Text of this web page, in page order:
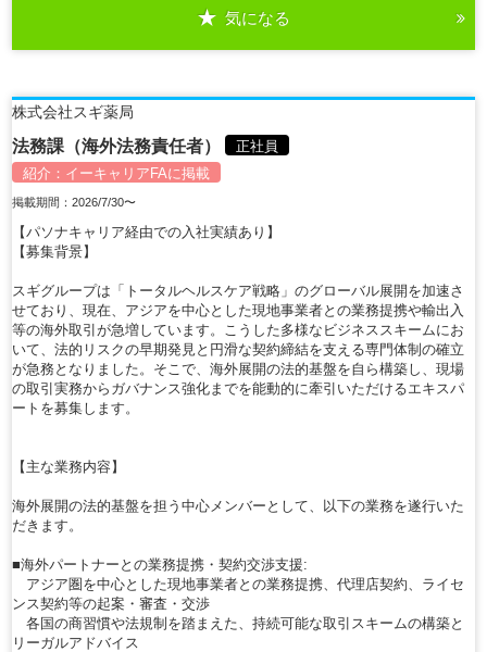
気になる
株式会社スギ薬局
法務課（海外法務責任者）
正社員
紹介： イーキャリアFAに掲載
掲載期間：2026/7/30〜
【パソナキャリア経由での入社実績あり】
【募集背景】
スギグループは「トータルヘルスケア戦略」のグローバル展開を加速さ
せており、現在、アジアを中心とした現地事業者との業務提携や輸出入
等の海外取引が急増しています。こうした多様なビジネススキームにお
いて、法的リスクの早期発見と円滑な契約締結を支える専門体制の確立
が急務となりました。そこで、海外展開の法的基盤を自ら構築し、現場
の取引実務からガバナンス強化までを能動的に牽引いただけるエキスパ
ートを募集します。
【主な業務内容】
海外展開の法的基盤を担う中心メンバーとして、以下の業務を遂行いた
だきます。
■海外パートナーとの業務提携・契約交渉支援:
アジア圏を中心とした現地事業者との業務提携、代理店契約、ライセ
ンス契約等の起案・審査・交渉
各国の商習慣や法規制を踏まえた、持続可能な取引スキームの構築と
リーガルアドバイス